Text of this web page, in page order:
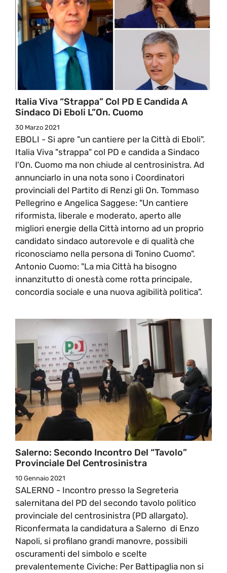
Italia Viva “strappa” Col PD E Candida A
Sindaco Di Eboli L”On. Cuomo
30 Marzo 2021
EBOLI - Si apre "un cantiere per la Città di Eboli".
Italia Viva "strappa" col PD e candida a Sindaco
l'On. Cuomo ma non chiude al centrosinistra. Ad
annunciarlo in una nota sono i Coordinatori
provinciali del Partito di Renzi gli On. Tommaso
Pellegrino e Angelica Saggese: "Un cantiere
riformista, liberale e moderato, aperto alle
migliori energie della Città intorno ad un proprio
candidato sindaco autorevole e di qualità che
riconosciamo nella persona di Tonino Cuomo".
Antonio Cuomo: "La mia Città ha bisogno
innanzitutto di onestà come rotta principale,
concordia sociale e una nuova agibilità politica".
Salerno: Secondo Incontro Del “tavolo”
Provinciale Del Centrosinistra
10 Gennaio 2021
SALERNO - Incontro presso la Segreteria
salernitana del PD del secondo tavolo politico
provinciale del centrosinistra (PD allargato).
Riconfermata la candidatura a Salerno di Enzo
Napoli, si profilano grandi manovre, possibili
oscuramenti del simbolo e scelte
prevalentemente Civiche: Per Battipaglia non si